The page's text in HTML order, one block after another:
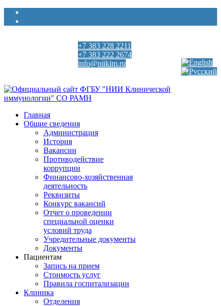
+7 383 228 2211
+7 383 222 2674
info@niikim.ru
Главная
Общие сведения
Администрация
История
Вакансии
Противодействие
коррупции
Финансово-хозяйственная
деятельность
Реквизиты
Конкурс вакансий
Отчет о проведении
специальной оценки
условий труда
Учредительные документы
Документы
Пациентам
Запись на прием
Стоимость услуг
Правила госпитализации
Клиника
Отделения